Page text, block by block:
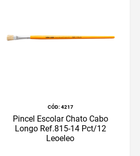
:4217
Pincel Escolar Chato Cabo
Longo Ref.815-14 Pct/12
Leoeleo